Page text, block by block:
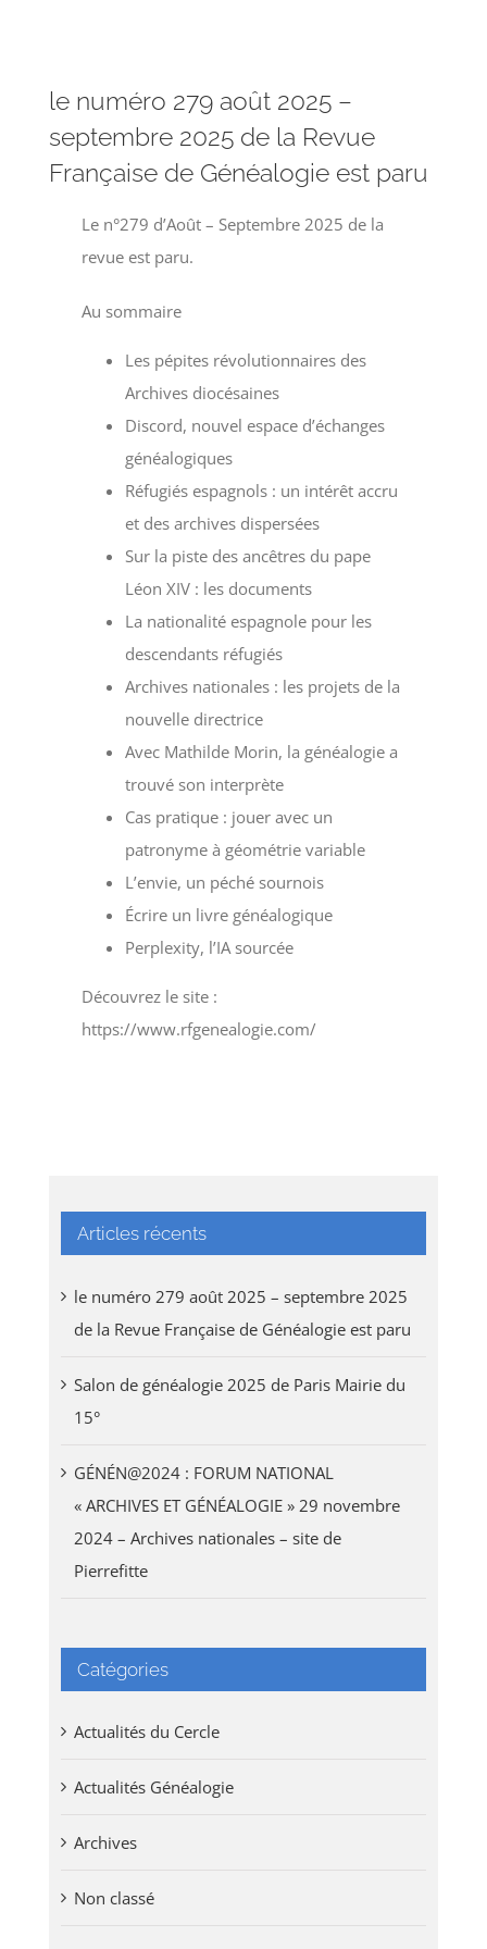
le numéro 279 août 2025 –
septembre 2025 de la Revue
Française de Généalogie est paru
Le n°279 d’Août – Septembre 2025 de la
revue est paru.
Au sommaire
Les pépites révolutionnaires des
Archives diocésaines
Discord, nouvel espace d’échanges
généalogiques
Réfugiés espagnols : un intérêt accru
et des archives dispersées
Sur la piste des ancêtres du pape
Léon XIV : les documents
La nationalité espagnole pour les
descendants réfugiés
Archives nationales : les projets de la
nouvelle directrice
Avec Mathilde Morin, la généalogie a
trouvé son interprète
Cas pratique : jouer avec un
patronyme à géométrie variable
L’envie, un péché sournois
Écrire un livre généalogique
Perplexity, l’IA sourcée
Découvrez le site :
https://www.rfgenealogie.com/
Articles récents
le numéro 279 août 2025 – septembre 2025
de la Revue Française de Généalogie est paru
Salon de généalogie 2025 de Paris Mairie du
15°
GÉNÉN@2024 : FORUM NATIONAL
« ARCHIVES ET GÉNÉALOGIE » 29 novembre
2024 – Archives nationales – site de
Pierrefitte
Catégories
Actualités du Cercle
Actualités Généalogie
Archives
Non classé